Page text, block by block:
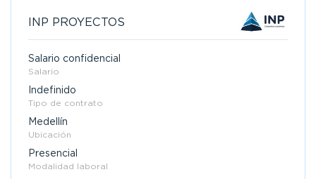
INP PROYECTOS
Salario confidencial
Salario
Indefinido
Tipo de contrato
Medellín
Ubicación
Presencial
Modalidad laboral